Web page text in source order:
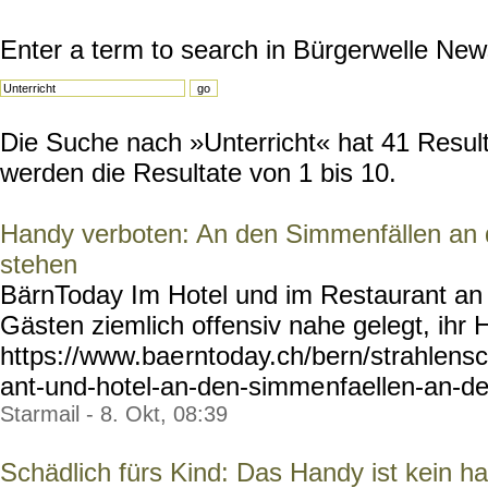
Enter a term to search in Bürgerwelle
Die Suche nach »Unterricht« hat 41
werden die Resultate von 1 bis 10.
Handy verboten: An den Simmenfällen
stehen
BärnToday Im Hotel und im Restaurant
Gästen ziemlich offensiv nahe gelegt, ihr
https://www.baerntoday.ch/bern/strahlensc
ant-und-hotel-an-den-simmenfaellen-an-
Starmail - 8. Okt, 08:39
Schädlich fürs Kind: Das Handy ist kein